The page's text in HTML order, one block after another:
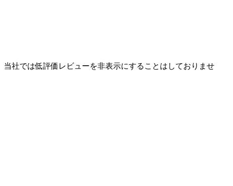
社では低評価レビューを非表示にすることはしておりませ